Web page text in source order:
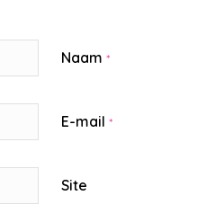
Naam*
E-mail*
Site